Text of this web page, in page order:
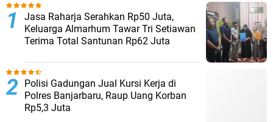
Jasa Raharja Serahkan Rp50 Juta,
Keluarga Almarhum Tawar Tri Setiawan
Terima Total Santunan Rp62 Juta
Polisi Gadungan Jual Kursi Kerja di
Polres Banjarbaru, Raup Uang Korban
Rp5,3 Juta